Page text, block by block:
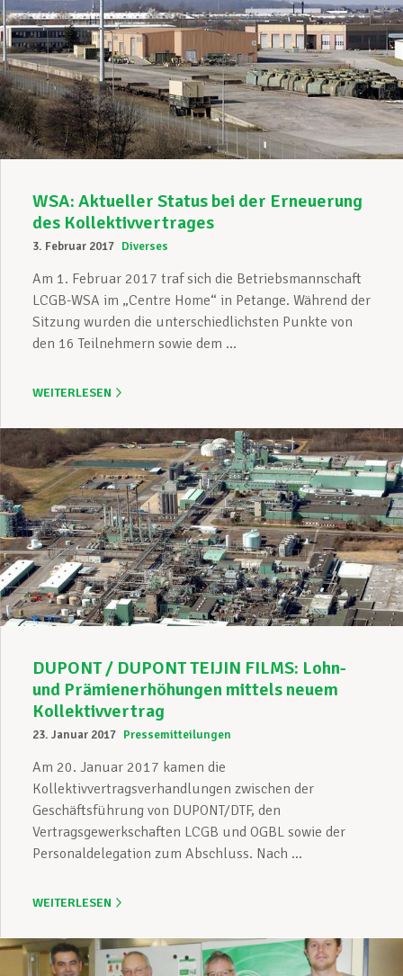
WSA: Aktueller Status bei der Erneuerung
des Kollektivvertrages
3. Februar 2017 Diverses
Am 1. Februar 2017 traf sich die Betriebsmannschaft
LCGB-WSA im „Centre Home“ in Petange. Während der
Sitzung wurden die unterschiedlichsten Punkte von
den 16 Teilnehmern sowie dem ...
WEITERLESEN
DUPONT / DUPONT TEIJIN FILMS: Lohn-
und Prämienerhöhungen mittels neuem
Kollektivvertrag
23. Januar 2017 Pressemitteilungen
Am 20. Januar 2017 kamen die
Kollektivvertragsverhandlungen zwischen der
Geschäftsführung von DUPONT/DTF, den
Vertragsgewerkschaften LCGB und OGBL sowie der
Personaldelegation zum Abschluss. Nach ...
WEITERLESEN